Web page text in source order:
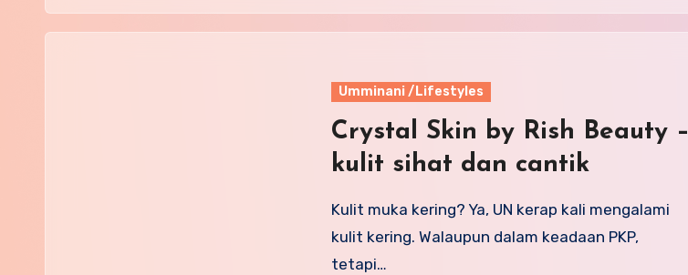
Umminani /Lifestyles
Crystal Skin by Rish Beauty –
kulit sihat dan cantik
Kulit muka kering? Ya, UN kerap kali mengalami
kulit kering. Walaupun dalam keadaan PKP,
tetapi…